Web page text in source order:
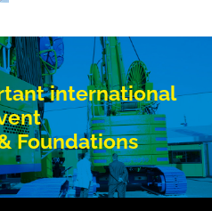
international
Foundations